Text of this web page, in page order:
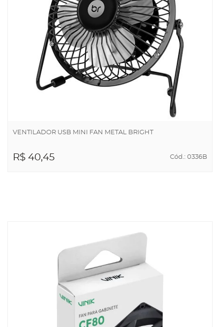
VENTILADOR USB MINI FAN METAL BRIGHT
R$ 40,45 Cód.: 0336B